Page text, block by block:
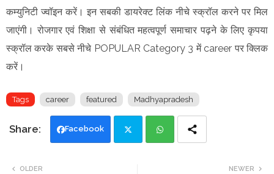
कम्युनिटी ज्वॉइन करें। इन सबकी डायरेक्ट लिंक नीचे स्क्रॉल करने पर मिल
जाएंगी। रोजगार एवं शिक्षा से संबंधित महत्वपूर्ण समाचार पढ़ने के लिए कृपया
स्क्रॉल करके सबसे नीचे POPULAR Category 3 में career पर क्लिक
करें।
Tags career featured Madhyapradesh
Facebook
NEWER
OLDER